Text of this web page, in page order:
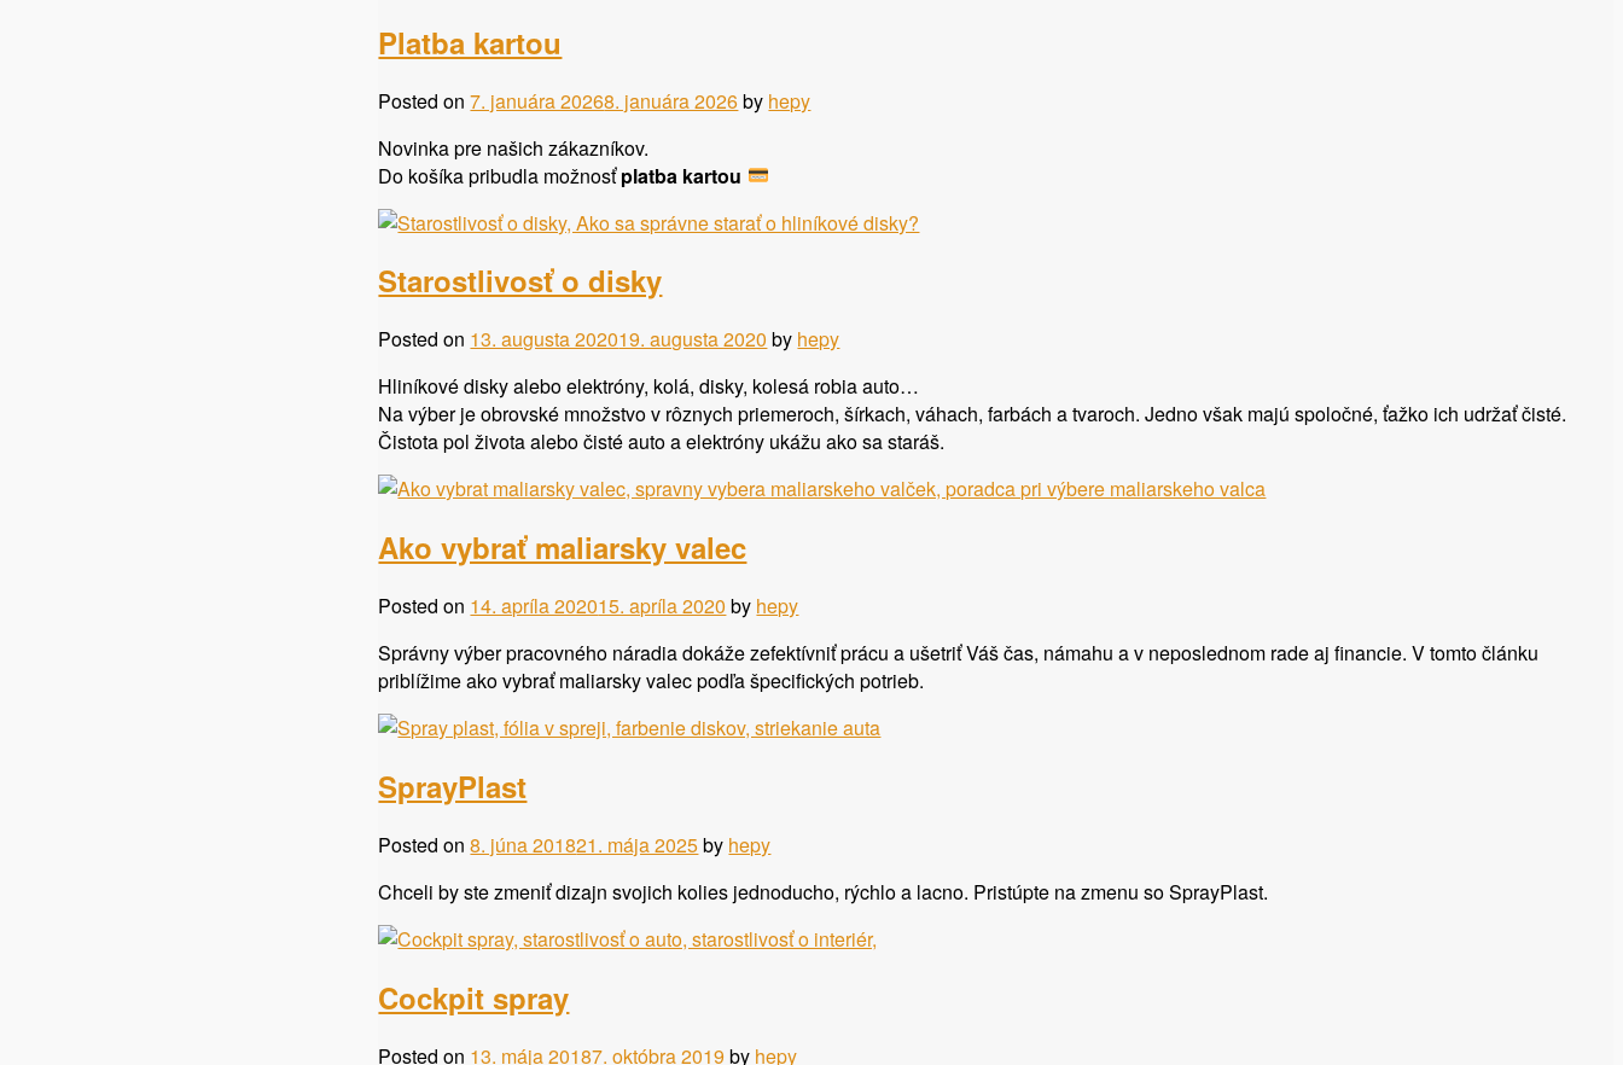
Platba kartou
Posted on7. januára 20268. januára 2026by hepy
Novinka pre našich zákazníkov.
Do košíka pribudla možnosťplatba kartou
Starostlivosť o disky
Posted on 13. augusta 202019. augusta 2020 by hepy
Hliníkové disky alebo elektróny, kolá, disky, kolesá robia auto…
Na výber je obrovské množstvo v rôznych priemeroch, šírkach, váhach, farbách a tvaroch. Jedno však majú spoločné, ťažko ich udržať čisté.
Čistota pol života alebo čisté auto a elektróny ukážu ako sa staráš.
Ako vybrať maliarsky valec
Posted on 14. apríla 202015. apríla 2020 by hepy
Správny výber pracovného náradia dokáže zefektívniť prácu a ušetriť Váš čas, námahu a v neposlednom rade aj financie. V tomto článku
priblížime ako vybrať maliarsky valec podľa špecifických potrieb.
SprayPlast
Posted on8. júna 201821. mája 2025by hepy
Chceli by ste zmeniť dizajn svojich kolies jednoducho, rýchlo a lacno. Pristúpte na zmenu so SprayPlast.
Cockpit spray
Posted on 13. mája 20187. októbra 2019 by hepy